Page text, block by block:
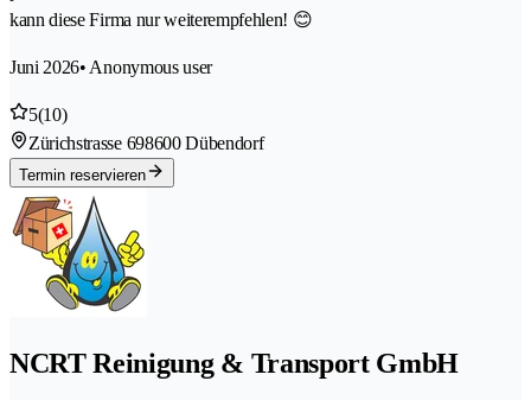
kann diese Firma nur weiterempfehlen! 😊
Juni 2026• Anonymous user
5(10)
Zürichstrasse 698600 Dübendorf
Termin reservieren
NCRT Reinigung & Transport GmbH